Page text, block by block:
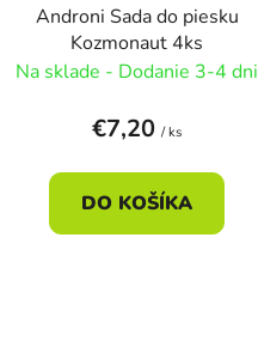
Androni Sada do piesku
Kozmonaut 4ks
Na sklade - Dodanie 3-4 dni
€7,20 / ks
DO KOŠÍKA